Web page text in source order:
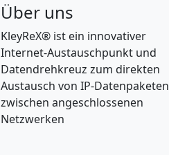
Über uns
KleyReX® ist ein innovativer
Internet-Austauschpunkt und
Datendrehkreuz zum direkten
Austausch von IP-Datenpaketen
zwischen angeschlossenen
Netzwerken